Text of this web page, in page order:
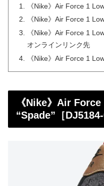
《Nike》Air Force 1
《Nike》Air Force 1
《Nike》Air Force 1
オンラインリンク先
《Nike》Air Force 1
《Nike》Air
“Spade”［DJ5184-